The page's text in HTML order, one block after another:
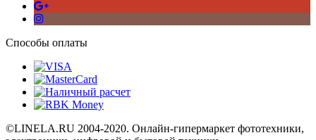
Способы оплаты
©LINELA.RU 2004-2020. Онлайн-гипермаркет фототехники,